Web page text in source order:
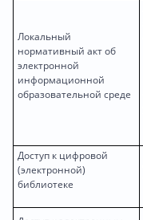
Локальный
нормативный акт об
электронной
информационной
образовательной среде
Доступ к цифровой
(электронной)
библиотеке